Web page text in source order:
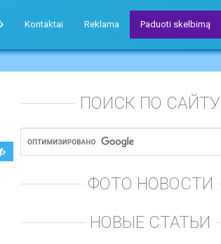
Kontaktai Reklama Paduoti skelbimą
ПОИСК ПО САЙТУ
ФОТО НОВОСТИ
НОВЫЕ СТАТЬИ